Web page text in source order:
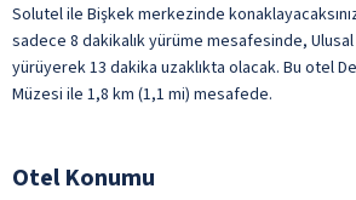
Solutel ile Bişkek merkezinde
sadece 8 dakikalık yürüme mesafesinde,
yürüyerek 13 dakika uzaklıkta olacak. Bu otel
Müzesi ile 1,8 km (1,1 mi) mesafede.
Otel Konumu